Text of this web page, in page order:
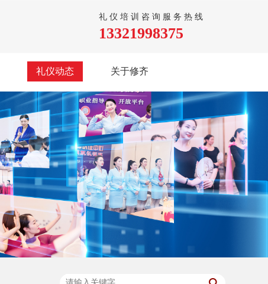
礼仪培训咨询服务热线
13321998375
礼仪动态 关于修齐